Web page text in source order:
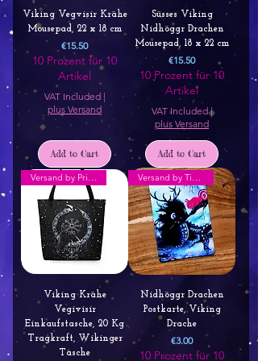
Viking Vegvisir Krähe
Mousepad, 22 x 18 cm
Price
€15.50
10 Prozent für 10
Artikel
VAT Included|
plus Versand
Add to Cart
Süsses Viking
Nidhöggr Drachen
Mousepad, 18 x 22 cm
Price
€15.50
10 Prozent für 10
Artikel
VAT Included|
plus Versand
Add to Cart
Viking Krähe
Vegivisir
Einkaufstasche, 20 Kg
Tragkraft, Wikinger
Tasche
Nidhöggr Drachen
Postkarte, Viking
Drache
Price
€3.00
10 Prozent für 10